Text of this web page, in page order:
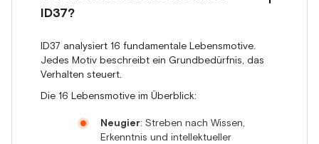
ID37?
ID37 analysiert 16 fundamentale Lebensmotive.
Jedes Motiv beschreibt ein Grundbedürfnis, das
Verhalten steuert.
Die 16 Lebensmotive im Überblick:
Neugier: Streben nach Wissen,
Erkenntnis und intellektueller